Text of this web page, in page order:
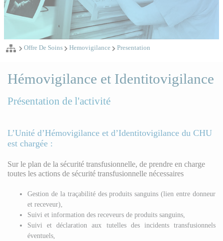
Offre De Soins Hemovigilance Presentation
Hémovigilance et Identitovigilance
Présentation de l'activité
L’Unité d’Hémovigilance et d’Identitovigilance du CHU
est chargée :
Sur le plan de la sécurité transfusionnelle, de prendre en charge
toutes les actions de sécurité transfusionnelle nécessaires
Gestion de la traçabilité des produits sanguins (lien entre donneur
et receveur),
Suivi et information des receveurs de produits sanguins,
Suivi et déclaration aux tutelles des incidents transfusionnels
éventuels,